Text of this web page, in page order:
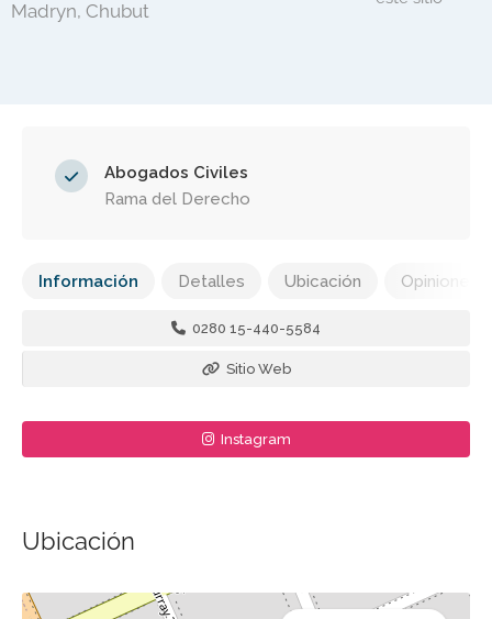
Madryn, Chubut
Abogados Civiles
Rama del Derecho
Información Detalles Ubicación Opiniones
0280 15-440-5584
Sitio Web
Instagram
Ubicación